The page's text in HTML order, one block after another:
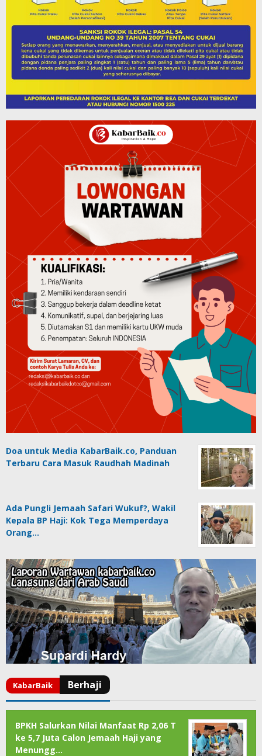
Doa untuk Media KabarBaik.co, Panduan
Terbaru Cara Masuk Raudhah Madinah
Ada Pungli Jemaah Safari Wukuf?, Wakil
Kepala BP Haji: Kok Tega Memperdaya
Orang…
BPKH Salurkan Nilai Manfaat Rp 2,06 T
ke 5,7 Juta Calon Jemaah Haji yang
Menungg…